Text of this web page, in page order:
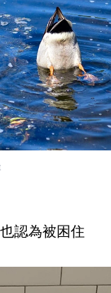
認為被困住